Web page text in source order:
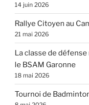
14 juin 2026
Rallye Citoyen au
21 mai 2026
La classe de
le BSAM Garonne
18 mai 2026
Tournoi de